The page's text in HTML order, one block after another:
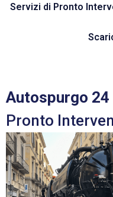
Servizi di Pronto
Autospurgo 24
Pronto